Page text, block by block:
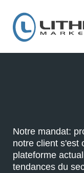
Notre mandat:
notre client s'est
plateforme
tendances du